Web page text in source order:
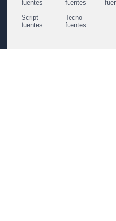
fuentes fuentes
Script
fuentes
Tecno
fuentes